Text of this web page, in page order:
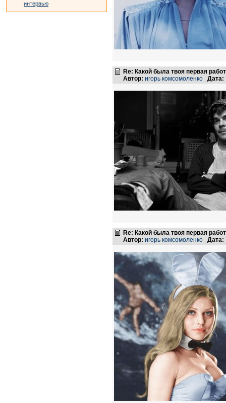
интервью
Re: Какой была твоя первая
Автор: игорь комсомоленко Дата:
Re: Какой была твоя первая
Автор: игорь комсомоленко Дата: